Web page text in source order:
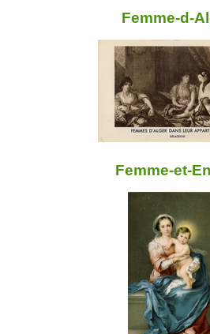
Femme-d-
Femme-et-